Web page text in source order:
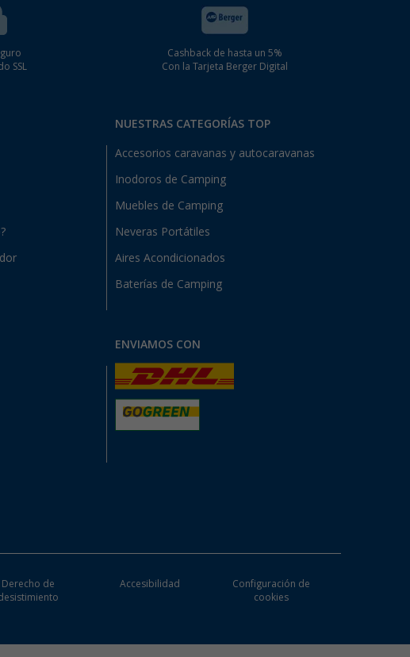
SSL
Cashback de hasta un 5%
Con la Tarjeta Berger Digital
NUESTRAS CATEGORÍAS TOP
Accesorios caravanas y autocaravanas
Inodoros de Camping
Muebles de Camping
Neveras Portátiles
Aires Acondicionados
Baterías de Camping
ENVIAMOS CON
Derecho de
Accesibilidad
Configuración de
cookies